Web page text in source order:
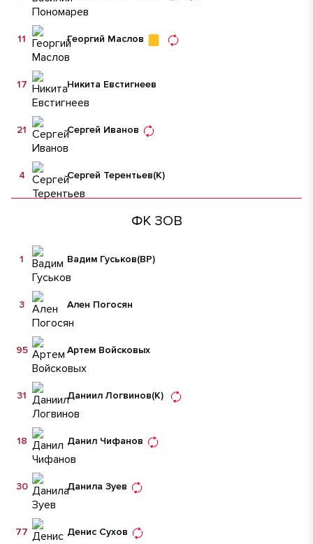
Георгий Маслов
11
Никита Евстигнеев
17
Сергей Иванов
21
Сергей Терентьев(К)
4
ФК ЗОВ
Вадим Гуськов(ВР)
1
Ален Погосян
3
Артем Войсковых
95
Даниил Логвинов(К)
31
Данил Чифанов
18
Данила Зуев
30
Денис Сухов
77